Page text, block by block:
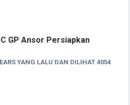
GP Ansor Persiapkan
YANG LALU DAN DILIHAT 4054